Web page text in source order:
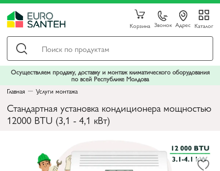
Корзина Звонок Адрес Каталог
Осуществляем продажу, доставку и монтаж климатического оборудования
по всей Республике Молдова
Главная
Услуги монтажа
Стандартная установка кондиционера мощностью
12000 BTU (3,1 - 4,1 кВт)